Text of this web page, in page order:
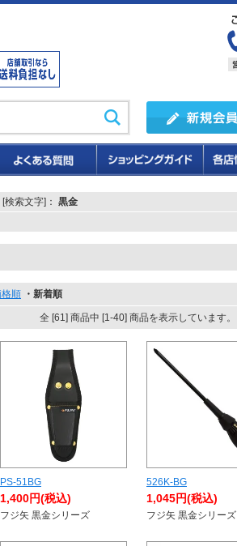
[検索文字]： 黒金
格順 ・新着順
全 [61] 商品中 [1-40] 商品を表示しています。
PS-51BG
1,400円(税込)
フジ矢 黒金シリーズ
526K-BG
1,045円(税込)
フジ矢 黒金シリーズ